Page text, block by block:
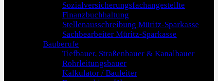
Sozialversicherungsfachangestellte
Finanzbuchhaltung
Stellenausschreibung Müritz-Sparkasse
Sachbearbeiter Müritz-Sparkasse
Bauberufe
Tiefbauer, Straßenbauer & Kanalbauer
Rohrleitungsbauer
Kalkulator / Bauleiter